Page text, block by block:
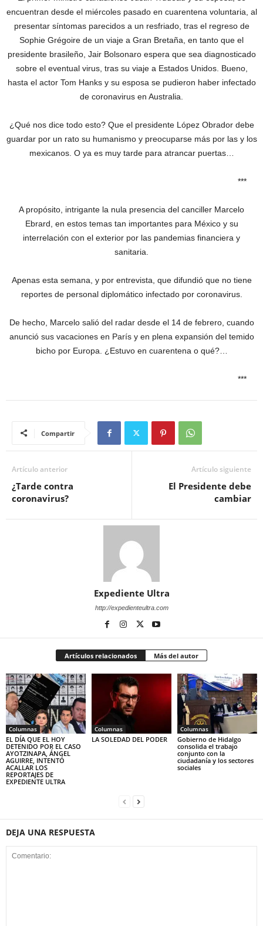
encuentran desde el miércoles pasado en cuarentena voluntaria, al
presentar síntomas parecidos a un resfriado, tras el regreso de
Sophie Grégoire de un viaje a Gran Bretaña, en tanto que el
presidente brasileño, Jair Bolsonaro espera que sea diagnosticado
sobre el eventual virus, tras su viaje a Estados Unidos. Bueno,
hasta el actor Tom Hanks y su esposa se pudieron haber infectado
de coronavirus en Australia.
¿Qué nos dice todo esto? Que el presidente López Obrador debe
guardar por un rato su humanismo y preocuparse más por las y los
mexicanos. O ya es muy tarde para atrancar puertas…
***
A propósito, intrigante la nula presencia del canciller Marcelo
Ebrard, en estos temas tan importantes para México y su
interrelación con el exterior por las pandemias financiera y
sanitaria.
Apenas esta semana, y por entrevista, que difundió que no tiene
reportes de personal diplomático infectado por coronavirus.
De hecho, Marcelo salió del radar desde el 14 de febrero, cuando
anunció sus vacaciones en París y en plena expansión del temido
bicho por Europa. ¿Estuvo en cuarentena o qué?…
***
Compartir
Artículo anterior
¿Tarde contra
coronavirus?
Artículo siguiente
El Presidente debe
cambiar
Expediente Ultra
http://expedienteultra.com
Artículos relacionados Más del autor
Columnas
EL DÍA QUE EL HOY
DETENIDO POR EL CASO
AYOTZINAPA, ÁNGEL
AGUIRRE, INTENTÓ
ACALLAR LOS
REPORTAJES DE
EXPEDIENTE ULTRA
Columnas
LA SOLEDAD DEL PODER
Columnas
Gobierno de Hidalgo
consolida el trabajo
conjunto con la
ciudadanía y los sectores
sociales
DEJA UNA RESPUESTA